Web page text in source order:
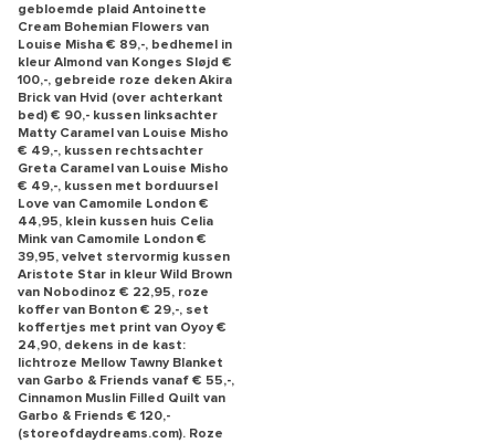
gebloemde plaid Antoinette
Cream Bohemian Flowers van
Louise Misha € 89,-, bedhemel in
kleur Almond van Konges Sløjd €
100,-, gebreide roze deken Akira
Brick van Hvid (over achterkant
bed) € 90,- kussen linksachter
Matty Caramel van Louise Misho
€ 49,-, kussen rechtsachter
Greta Caramel van Louise Misho
€ 49,-, kussen met borduursel
Love van Camomile London €
44,95, klein kussen huis Celia
Mink van Camomile London €
39,95, velvet stervormig kussen
Aristote Star in kleur Wild Brown
van Nobodinoz € 22,95, roze
koffer van Bonton € 29,-, set
koffertjes met print van Oyoy €
24,90, dekens in de kast:
lichtroze Mellow Tawny Blanket
van Garbo & Friends vanaf € 55,-,
Cinnamon Muslin Filled Quilt van
Garbo & Friends € 120,-
(storeofdaydreams.com). Roze